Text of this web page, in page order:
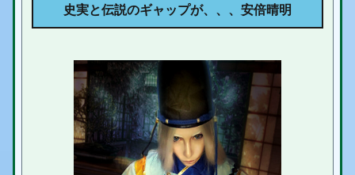
安倍晴明 まとめ
史実と伝説のギャップが、、、安倍晴明